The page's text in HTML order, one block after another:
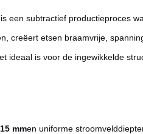
een subtractief productieproces
creëert etsen braamvrije,
ideaal is voor de ingewikkelde
mmen uniforme